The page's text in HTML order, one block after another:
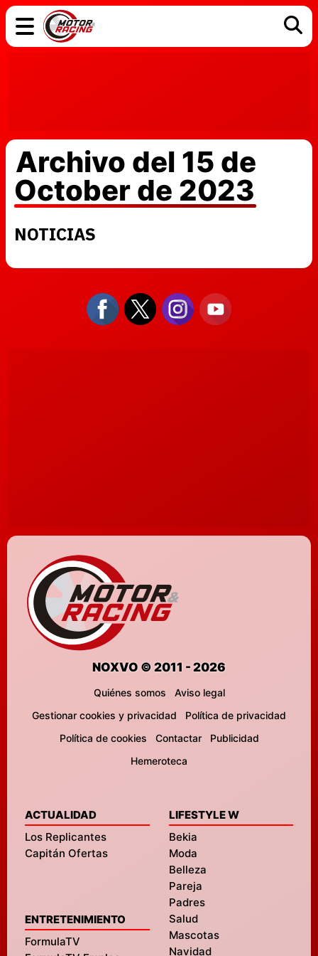
Archivo del 15 de
October de 2023
NOTICIAS
NOXVO © 2011 - 2026
Quiénes somos
Aviso legal
Gestionar cookies y privacidad
Política de privacidad
Política de cookies
Contactar
Publicidad
Hemeroteca
ACTUALIDAD
Los Replicantes
Capitán Ofertas
ENTRETENIMIENTO
FormulaTV
LIFESTYLE W
Bekia
Moda
Belleza
Pareja
Padres
Salud
Mascotas
Navidad